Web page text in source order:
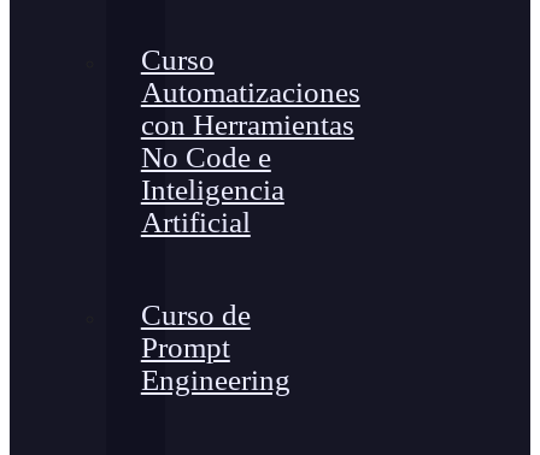
Curso
Automatizaciones
con Herramientas
No Code e
Inteligencia
Artificial
Curso de
Prompt
Engineering